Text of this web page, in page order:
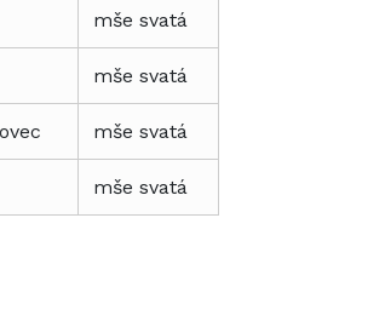
mše svatá
mše svatá
mše svatá
mše svatá